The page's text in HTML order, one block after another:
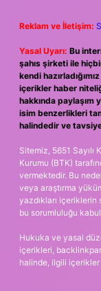
Reklam ve İletişim:
Yasal Uyarı: Bu
şahıs şirketi ile
kendi
içerikler haber
hakkında paylaşım
isim benzerlikleri
halindedir ve
Sitemiz, 5651
Kurumu (BTK)
vermektedir. Bu
veya araştırma
yazdıkları
bu sorumluluğu kabul
Hukuka ve yasal
içerikleri,
halinde, ilgili içerikler